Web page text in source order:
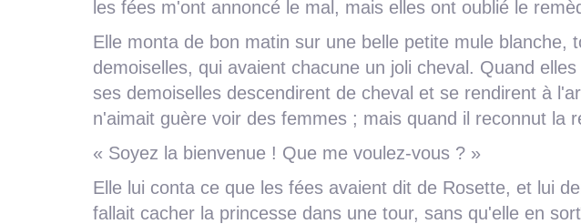
les fées m'ont annoncé le mal, mais elles ont oublié le
Elle monta de bon matin sur une belle petite mule blanche,
demoiselles, qui avaient chacune un joli cheval. Quand
ses demoiselles descendirent de cheval et se rendirent à
n'aimait guère voir des femmes ; mais quand il reconnut la
« Soyez la bienvenue ! Que me voulez-vous ? »
Elle lui conta ce que les fées avaient dit de Rosette, et lui
fallait cacher la princesse dans une tour, sans qu'elle en